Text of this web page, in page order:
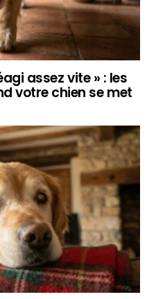
assez vite » : les
votre chien se met